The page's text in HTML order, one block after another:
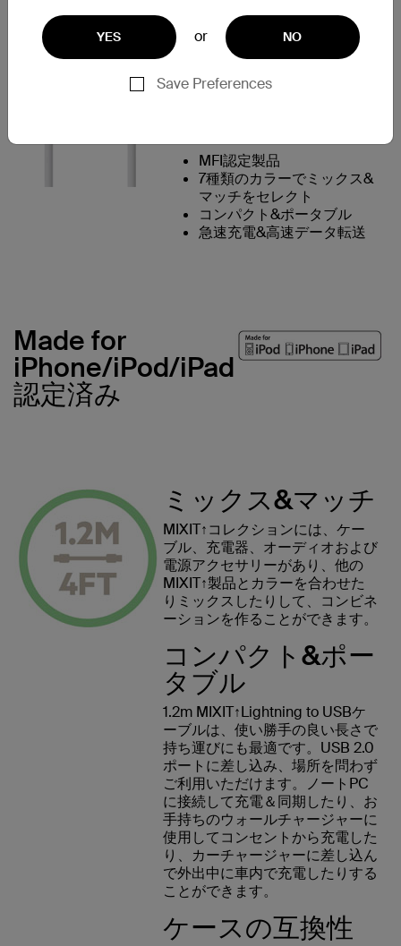
YES or NO
Save Preferences
す。USB端子をUSBポートに直
接差し込むだけで、ご家庭で、職
場で、または外出先でつなげたま
まデバイスをご利用いただけま
す。
MFI認定製品
7種類のカラーでミックス&
マッチをセレクト
コンパクト&ポータブル
急速充電&高速データ転送
Made for
iPhone/iPod/iPad
認定済み
ミックス&マッチ
MIXIT↑コレクションには、ケー
ブル、充電器、オーディオおよび
電源アクセサリーがあり、他の
MIXIT↑製品とカラーを合わせた
りミックスしたりして、コンビネ
ーションを作ることができます。
コンパクト&ポー
タブル
1.2m MIXIT↑Lightning to USBケ
ーブルは、使い勝手の良い長さで
持ち運びにも最適です。USB 2.0
ポートに差し込み、場所を問わず
ご利用いただけます。ノートPC
に接続して充電＆同期したり、お
手持ちのウォールチャージャーに
使用してコンセントから充電した
り、カーチャージャーに差し込ん
で外出中に車内で充電したりする
ことができます。
ケースの互換性